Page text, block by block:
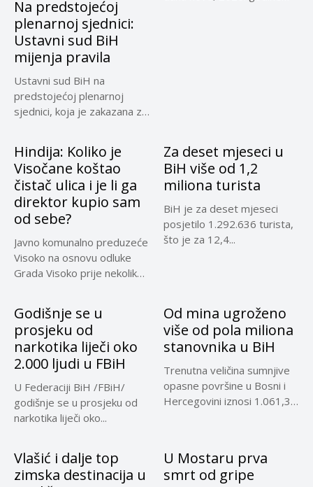
Na predstojećoj
plenarnoj sjednici:
Ustavni sud BiH
mijenja pravila
Ustavni sud BiH na
predstojećoj plenarnoj
sjednici, koja je zakazana za
Hindija: Koliko je
Visočane koštao
čistač ulica i je li ga
direktor kupio sam
od sebe?
Javno komunalno preduzeće
Visoko na osnovu odluke
Grada Visoko prije nekoliko
Za deset mjeseci u
BiH više od 1,2
miliona turista
BiH je za deset mjeseci
posjetilo 1.292.636 turista,
što je za 12,4...
Godišnje se u
prosjeku od
narkotika liječi oko
2.000 ljudi u FBiH
U Federaciji BiH /FBiH/
godišnje se u prosjeku od
narkotika liječi oko...
Od mina ugroženo
više od pola miliona
stanovnika u BiH
Trenutna veličina sumnjive
opasne površine u Bosni i
Hercegovini iznosi 1.061,32
Vlašić i dalje top
zimska destinacija u
U Mostaru prva
smrt od gripe